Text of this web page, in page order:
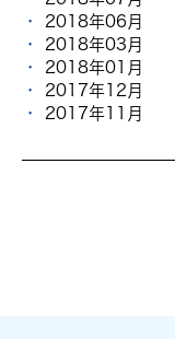
2018年06月
2018年03月
2018年01月
2017年12月
2017年11月